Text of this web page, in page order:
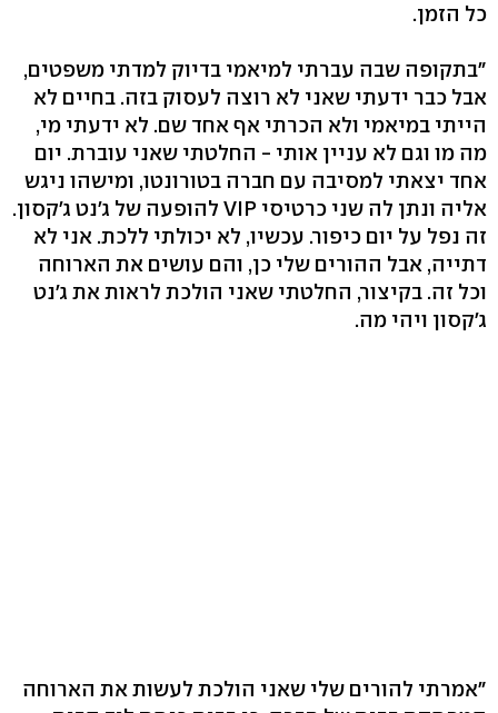
כל הזמן.
"בתקופה שבה עברתי למיאמי בדיוק למדתי משפטים,
אבל כבר ידעתי שאני לא רוצה לעסוק בזה. בחיים לא
הייתי במיאמי ולא הכרתי אף אחד שם. לא ידעתי מי,
מה מו וגם לא עניין אותי - החלטתי שאני עוברת. יום
אחד יצאתי למסיבה עם חברה בטורונטו, ומישהו ניגש
אליה ונתן לה שני כרטיסי VIP להופעה של ג'נט ג'קסון.
זה נפל על יום כיפור. עכשיו, לא יכולתי ללכת. אני לא
דתייה, אבל ההורים שלי כן, והם עושים את הארוחה
וכל זה. בקיצור, החלטתי שאני הולכת לראות את ג'נט
ג'קסון ויהי מה.
"אמרתי להורים שלי שאני הולכת לעשות את הארוחה